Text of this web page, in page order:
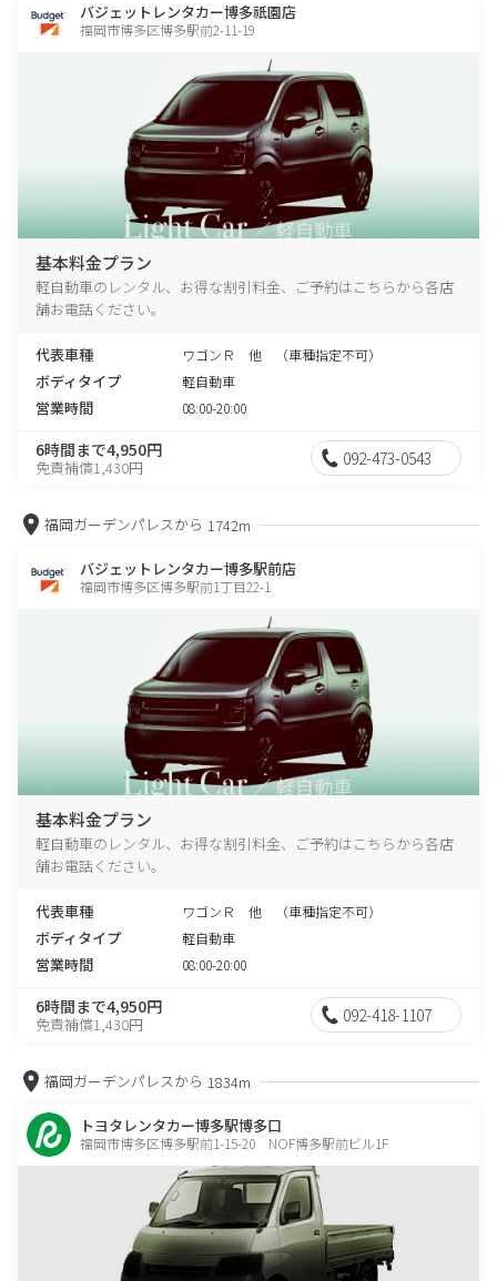
バジェットレンタカー博多祇園店
福岡市博多区博多駅前2-11-19
基本料金プラン
軽自動車のレンタル、お得な割引料金、ご予約はこちらから各店
舗お電話ください。
代表車種 ワゴンＲ 他 （車種指定不可）
ボディタイプ 軽自動車
営業時間 08:00-20:00
6時間まで4,950円
免責補償1,430円 092-473-0543
福岡ガーデンパレスから 1742m
バジェットレンタカー博多駅前店
福岡市博多区博多駅前1丁目22-1
基本料金プラン
軽自動車のレンタル、お得な割引料金、ご予約はこちらから各店
舗お電話ください。
代表車種 ワゴンＲ 他 （車種指定不可）
ボディタイプ 軽自動車
営業時間 08:00-20:00
6時間まで4,950円
免責補償1,430円 092-418-1107
福岡ガーデンパレスから 1834m
トヨタレンタカー博多駅博多口
福岡市博多区博多駅前1-15-20 NOF博多駅前ビル1F